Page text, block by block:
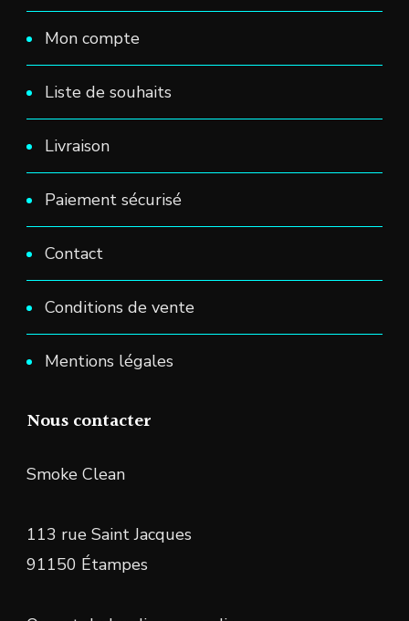
Mon compte
Liste de souhaits
Livraison
Paiement sécurisé
Contact
Conditions de vente
Mentions légales
Nous contacter
Smoke Clean
113 rue Saint Jacques
91150 Étampes